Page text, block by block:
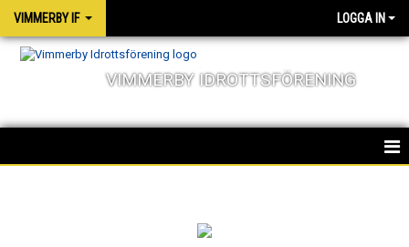
VIMMERBY IF LOGGA IN
VIMMERBY IDROTTSFÖRENING